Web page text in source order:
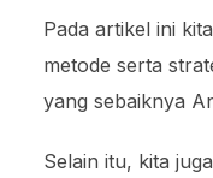
Pada artikel ini
metode serta
yang sebaiknya
Selain itu, kita